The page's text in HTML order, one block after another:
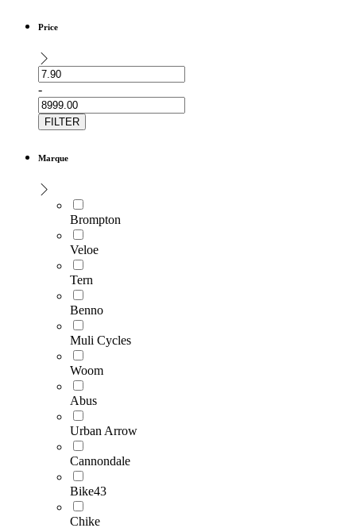
Price
-
FILTER
Marque
Brompton
Veloe
Tern
Benno
Muli Cycles
Woom
Abus
Urban Arrow
Cannondale
Bike43
Chike